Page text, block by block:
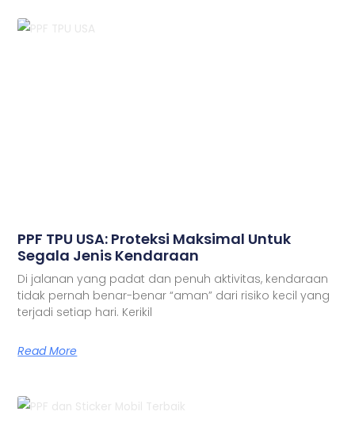
PPF TPU USA: Proteksi Maksimal Untuk
Segala Jenis Kendaraan
Di jalanan yang padat dan penuh aktivitas, kendaraan
tidak pernah benar-benar “aman” dari risiko kecil yang
terjadi setiap hari. Kerikil
Read More